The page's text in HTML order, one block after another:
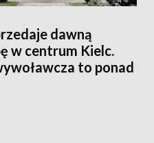
dawną
w centrum Kielc.
to ponad